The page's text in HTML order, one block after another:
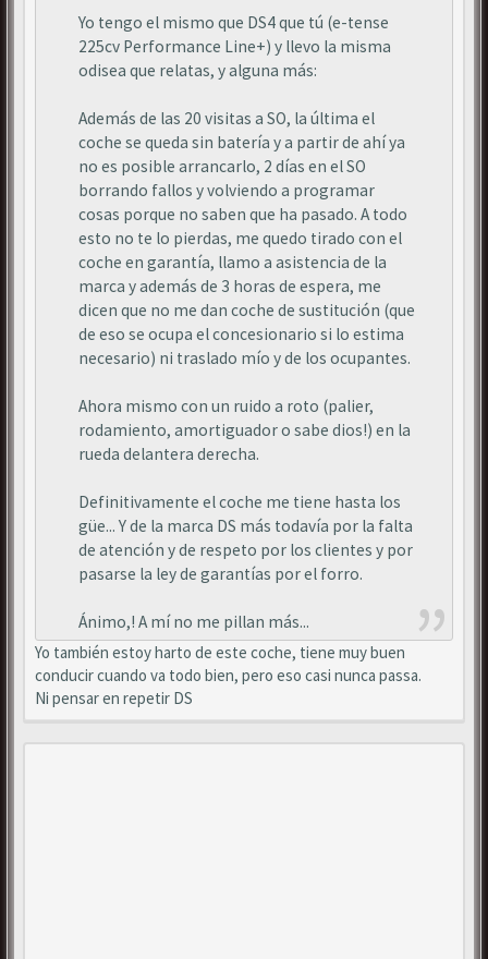
Yo tengo el mismo que DS4 que tú (e-tense
225cv Performance Line+) y llevo la misma
odisea que relatas, y alguna más:
Además de las 20 visitas a SO, la última el
coche se queda sin batería y a partir de ahí ya
no es posible arrancarlo, 2 días en el SO
borrando fallos y volviendo a programar
cosas porque no saben que ha pasado. A todo
esto no te lo pierdas, me quedo tirado con el
coche en garantía, llamo a asistencia de la
marca y además de 3 horas de espera, me
dicen que no me dan coche de sustitución (que
de eso se ocupa el concesionario si lo estima
necesario) ni traslado mío y de los ocupantes.
Ahora mismo con un ruido a roto (palier,
rodamiento, amortiguador o sabe dios!) en la
rueda delantera derecha.
Definitivamente el coche me tiene hasta los
güe... Y de la marca DS más todavía por la falta
de atención y de respeto por los clientes y por
pasarse la ley de garantías por el forro.
Ánimo,! A mí no me pillan más...
Yo también estoy harto de este coche, tiene muy buen
conducir cuando va todo bien, pero eso casi nunca passa.
Ni pensar en repetir DS